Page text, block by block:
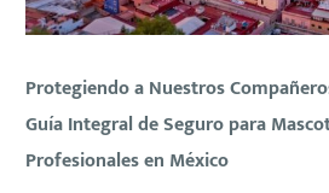
Protegiendo a Nuestros
Guía Integral de Seguro para
Profesionales en México